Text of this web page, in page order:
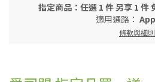
指定商品：任選 1 件 另享 1 件
適用通路： App
條款與細則